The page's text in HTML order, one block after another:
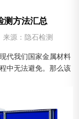
测方法汇总
来源：隐石检测
代我们国家金属材料
中无法避免。那么该